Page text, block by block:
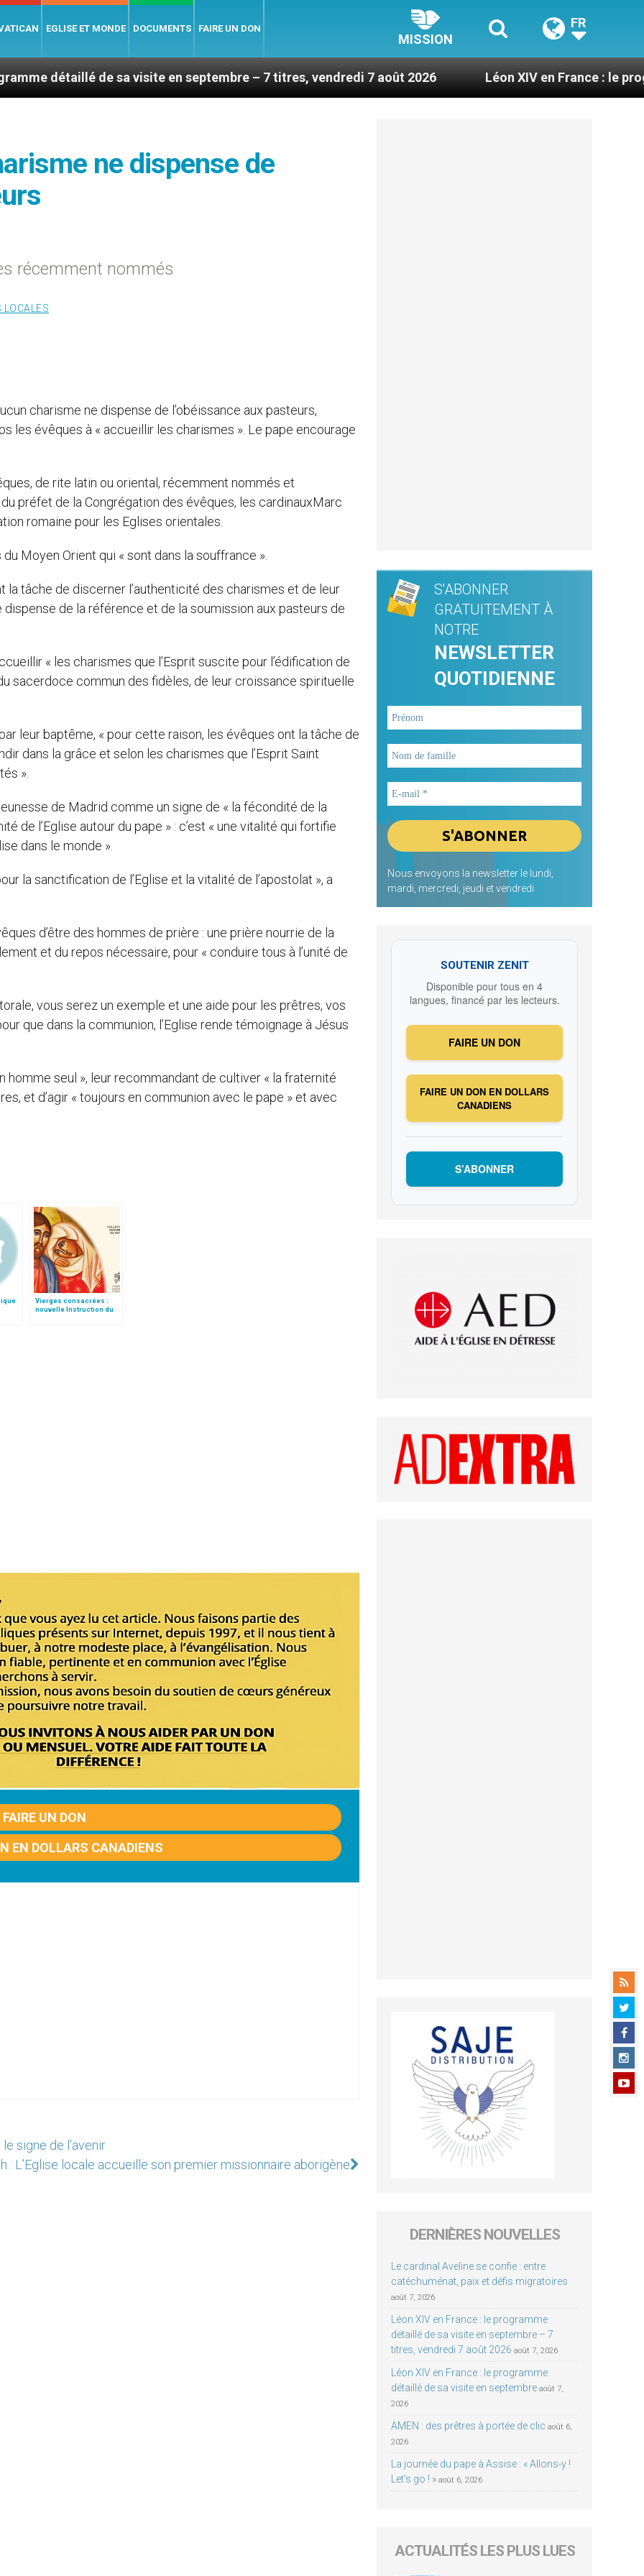
EGLISE ET MONDE DOCUMENTS FAIRE UN DON
MISSION
FR
de sa visite en septembre – 7 titres, vendredi 7 août 2026 Léon XIV en France : le programme
ne dispense de
récemment nommés
LOCALES
charisme ne dispense de l’obéissance aux pasteurs,
les évêques à « accueillir les charismes ». Le pape encourage
de rite latin ou oriental, récemment nommés et
préfet de la Congrégation des évêques, les cardinauxMarc
romaine pour les Eglises orientales.
Moyen Orient qui « sont dans la souffrance ».
la tâche de discerner l’authenticité des charismes et de leur
de la référence et de la soumission aux pasteurs de
« les charismes que l’Esprit suscite pour l’édification de
sacerdoce commun des fidèles, de leur croissance spirituelle
leur baptême, « pour cette raison, les évêques ont la tâche de
dans la grâce et selon les charismes que l’Esprit Saint
».
de Madrid comme un signe de « la fécondité de la
de l’Eglise autour du pape » : c’est « une vitalité qui fortifie
dans le monde ».
la sanctification de l’Eglise et la vitalité de l’apostolat », a
d’être des hommes de prière : une prière nourrie de la
et du repos nécessaire, pour « conduire tous à l’unité de
vous serez un exemple et une aide pour les prêtres, vos
que dans la communion, l’Eglise rende témoignage à Jésus
homme seul », leur recommandant de cultiver « la fraternité
et d’agir « toujours en communion avec le pape » et avec
Vierges consacrées :
nouvelle Instruction du
FAIRE UN DON
EN DOLLARS CANADIENS
signe de l’avenir
: L’Eglise locale accueille son premier missionnaire aborigène
S'ABONNER
GRATUITEMENT À
NOTRE
NEWSLETTER
QUOTIDIENNE
Nous envoyons la newsletter le lundi,
mardi, mercredi, jeudi et vendredi
SOUTENIR ZENIT
Disponible pour tous en 4
langues, financé par les lecteurs.
FAIRE UN DON
FAIRE UN DON EN DOLLARS
CANADIENS
S’ABONNER
DERNIÈRES NOUVELLES
Le cardinal Aveline se confie : entre
catéchuménat, paix et défis migratoires
août 7, 2026
Léon XIV en France : le programme
détaillé de sa visite en septembre – 7
titres, vendredi 7 août 2026 août 7, 2026
Léon XIV en France : le programme
détaillé de sa visite en septembre août 7,
2026
AMEN : des prêtres à portée de clic août 6,
2026
La journée du pape à Assise : « Allons-y !
Let’s go ! » août 6, 2026
ACTUALITÉS LES PLUS LUES